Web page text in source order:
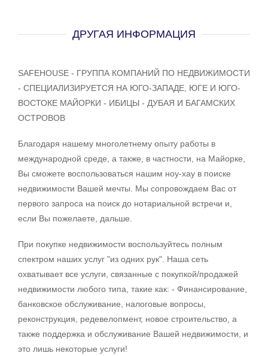
ДРУГАЯ ИНФОРМАЦИЯ
SAFEHOUSE - ГРУППА КОМПАНИЙ ПО НЕДВИЖИМОСТИ
- СПЕЦИАЛИЗИРУЕТСЯ НА ЮГО-ЗАПАДЕ, ЮГЕ И ЮГО-
ВОСТОКЕ МАЙОРКИ - ИБИЦЫ - ДУБАЯ И БАГАМСКИХ
ОСТРОВОВ
Благодаря нашему многолетнему опыту работы в
международной среде, а также, в частности, на Майорке,
Вы сможете воспользоваться нашим ноу-хау в поиске
недвижимости Вашей мечты. Мы сопровождаем Вас от
первого запроса на поиск до нотариальной встречи и,
если Вы пожелаете, дальше.
При покупке недвижимости воспользуйтесь полным
спектром наших услуг "из одних рук". Наша сеть
охватывает все услуги, связанные с покупкой/продажей
недвижимости любого типа, такие как: - Финансирование,
банковское обслуживание, налоговые вопросы,
реконструкция, редевелопмент, новое строительство, а
также поддержка и обслуживание Вашей недвижимости, и
это лишь некоторые услуги!